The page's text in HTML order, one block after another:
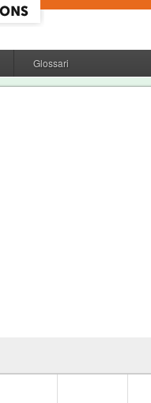
Glossari